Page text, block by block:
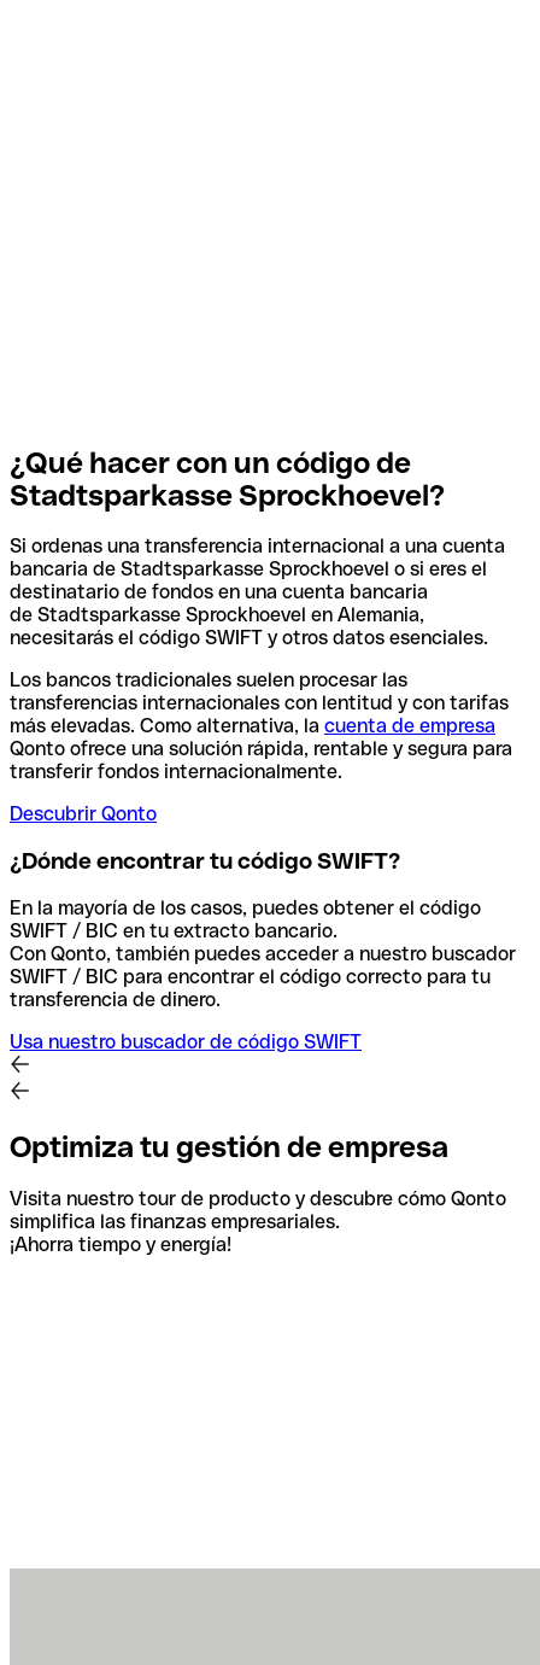
¿Qué hacer con un código de
Stadtsparkasse Sprockhoevel?
Si ordenas una transferencia internacional a una cuenta
bancaria de Stadtsparkasse Sprockhoevel o si eres el
destinatario de fondos en una cuenta bancaria
de Stadtsparkasse Sprockhoevel en Alemania,
necesitarás el código SWIFT y otros datos esenciales.
Los bancos tradicionales suelen procesar las
transferencias internacionales con lentitud y con tarifas
más elevadas. Como alternativa, la cuenta de empresa
Qonto ofrece una solución rápida, rentable y segura para
transferir fondos internacionalmente.
Descubrir Qonto
¿Dónde encontrar tu código SWIFT?
En la mayoría de los casos, puedes obtener el código
SWIFT / BIC en tu extracto bancario.
Con Qonto, también puedes acceder a nuestro buscador
SWIFT / BIC para encontrar el código correcto para tu
transferencia de dinero.
Usa nuestro buscador de código SWIFT
Optimiza tu gestión de empresa
Visita nuestro tour de producto y descubre cómo Qonto
simplifica las finanzas empresariales.
¡Ahorra tiempo y energía!